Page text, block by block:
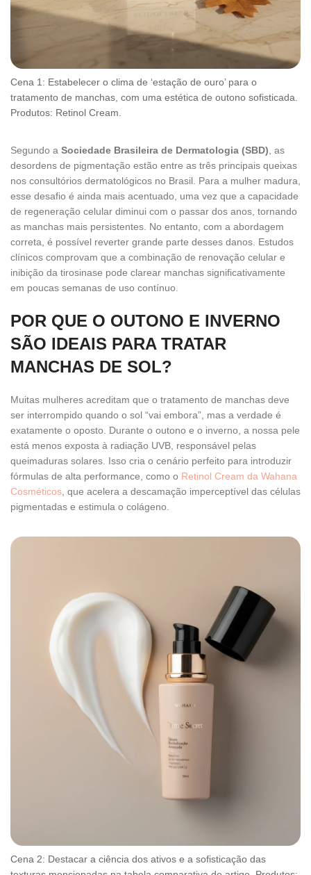
Cena 1: Estabelecer o clima de ‘estação de ouro’ para o
tratamento de manchas, com uma estética de outono sofisticada.
Produtos: Retinol Cream.
Segundo a Sociedade Brasileira de Dermatologia (SBD) , as
desordens de pigmentação estão entre as três principais queixas
nos consultórios dermatológicos no Brasil. Para a mulher madura,
esse desafio é ainda mais acentuado, uma vez que a capacidade
de regeneração celular diminui com o passar dos anos, tornando
as manchas mais persistentes. No entanto, com a abordagem
correta, é possível reverter grande parte desses danos. Estudos
clínicos comprovam que a combinação de renovação celular e
inibição da tirosinase pode clarear manchas significativamente
em poucas semanas de uso contínuo.
POR QUE O OUTONO E INVERNO
SÃO IDEAIS PARA TRATAR
MANCHAS DE SOL?
Muitas mulheres acreditam que o tratamento de manchas deve
ser interrompido quando o sol “vai embora”, mas a verdade é
exatamente o oposto. Durante o outono e o inverno, a nossa pele
está menos exposta à radiação UVB, responsável pelas
queimaduras solares. Isso cria o cenário perfeito para introduzir
fórmulas de alta performance, como o Retinol Cream da Wahana
Cosméticos , que acelera a descamação imperceptível das células
pigmentadas e estimula o colágeno.
Cena 2: Destacar a ciência dos ativos e a sofisticação das